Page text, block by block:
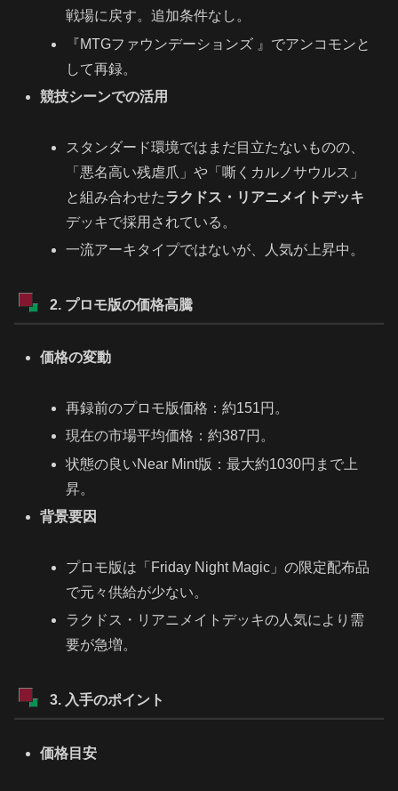
戦場に戻す。追加条件なし。
『MTGファウンデーションズ 』でアンコモンと
して再録。
競技シーンでの活用
スタンダード環境ではまだ目立たないものの、
「悪名高い残虐爪」や「嘶くカルノサウルス」
と組み合わせたラクドス・リアニメイトデッキ
デッキで採用されている。
一流アーキタイプではないが、人気が上昇中。
2. プロモ版の価格高騰
価格の変動
再録前のプロモ版価格：約151円。
現在の市場平均価格：約387円。
状態の良いNear Mint版：最大約1030円まで上
昇。
背景要因
プロモ版は「Friday Night Magic」の限定配布品
で元々供給が少ない。
ラクドス・リアニメイトデッキの人気により需
要が急増。
3. 入手のポイント
価格目安